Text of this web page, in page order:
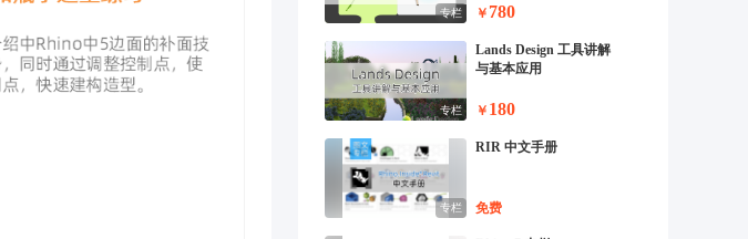
专栏 ￥ 780
专栏
Lands Design 工具讲解
与基本应用
￥ 180
专栏
RIR 中文手册
免费